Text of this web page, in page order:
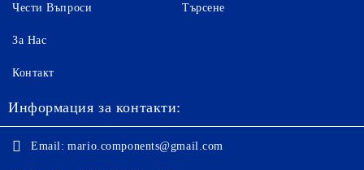
Чести Въпроси Търсене
За Нас
Контакт
Информация за контакти:
Email: mario.components@gmail.com